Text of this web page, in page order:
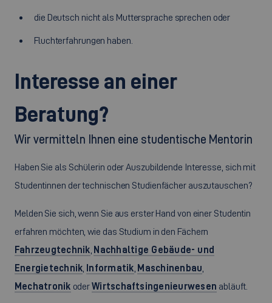
die Deutsch nicht als Muttersprache sprechen oder
Fluchterfahrungen haben.
Interesse an einer
Beratung?
Wir vermitteln Ihnen eine studentische Mentorin
Haben Sie als Schülerin oder Auszubildende Interesse, sich mit
Studentinnen der technischen Studienfächer auszutauschen?
Melden Sie sich, wenn Sie aus erster Hand von einer Studentin
erfahren möchten, wie das Studium in den Fächern
Fahrzeugtechnik Nachhaltige Gebäude- und
Energietechnik
Informatik Maschinenbau
Mechatronik oderWirtschaftsingenieurwesen abläuft.